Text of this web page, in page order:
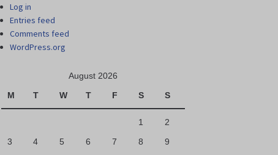
Log in
Entries feed
Comments feed
WordPress.org
August 2026
M
T W T F S S
1
2
3
4 5 6 7 8
9